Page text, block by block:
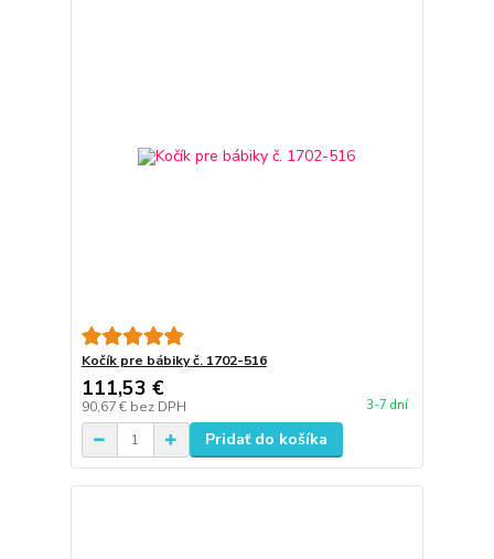
Kočík pre bábiky č. 1702-516
111,53 €
90,67 € bez DPH 3-7 dní
Pridať do košíka